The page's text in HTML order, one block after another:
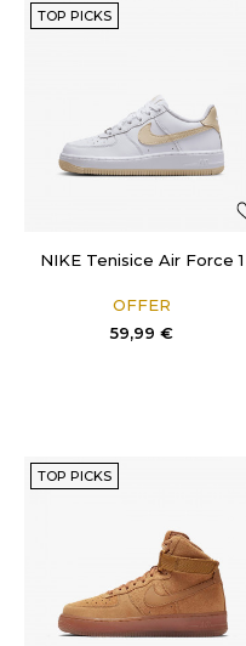
TOP PICKS
NIKE Tenisice Air Force 1
OFFER
59,99 €
TOP PICKS